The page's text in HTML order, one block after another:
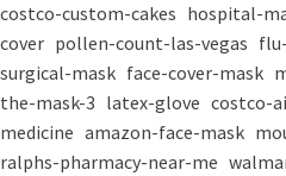
costco-custom-cakes hospital-
cover pollen-count-las-vegas
surgical-mask face-cover-mask
the-mask-3 latex-glove costco-
medicine amazon-face-mask
ralphs-pharmacy-near-me